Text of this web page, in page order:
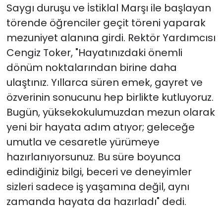
Saygı duruşu ve İstiklal Marşı ile başlayan
törende öğrenciler geçit töreni yaparak
mezuniyet alanına girdi. Rektör Yardımcısı
Cengiz Toker, "Hayatınızdaki önemli
dönüm noktalarından birine daha
ulaştınız. Yıllarca süren emek, gayret ve
özverinin sonucunu hep birlikte kutluyoruz.
Bugün, yüksekokulumuzdan mezun olarak
yeni bir hayata adım atıyor; geleceğe
umutla ve cesaretle yürümeye
hazırlanıyorsunuz. Bu süre boyunca
edindiğiniz bilgi, beceri ve deneyimler
sizleri sadece iş yaşamına değil, aynı
zamanda hayata da hazırladı" dedi.